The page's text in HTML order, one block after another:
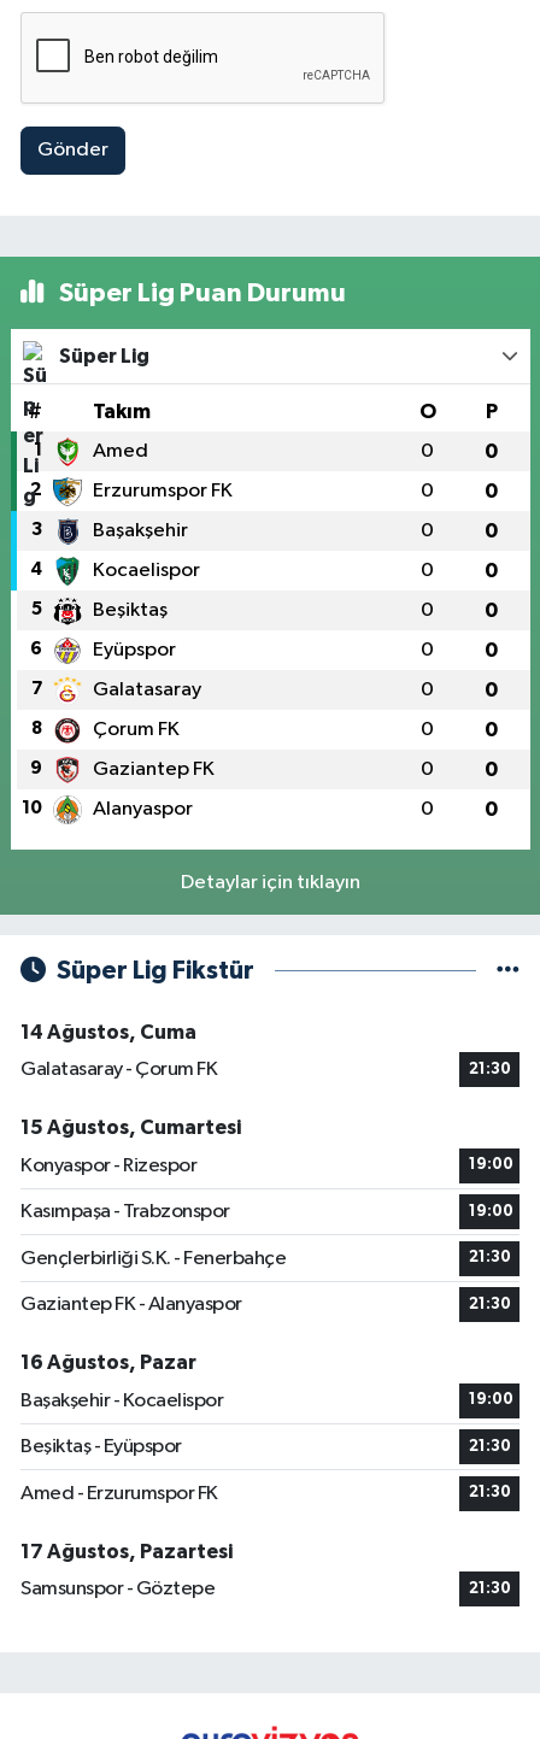
Gönder
Süper Lig Puan Durumu
Süper Lig
# Takım O P
1 Amed 0 0
2 Erzurumspor FK 0 0
3 Başakşehir 0 0
4 Kocaelispor 0 0
5 Beşiktaş 0 0
6 Eyüpspor 0 0
7 Galatasaray 0 0
8 Çorum FK 0 0
9 Gaziantep FK 0 0
10 Alanyaspor 0 0
Detaylar için tıklayın
Süper Lig Fikstür
14 Ağustos, Cuma
Galatasaray - Çorum FK
21:30
15 Ağustos, Cumartesi
Konyaspor - Rizespor
19:00
Kasımpaşa - Trabzonspor 19:00
Gençlerbirliği S.K. - Fenerbahçe 21:30
Gaziantep FK - Alanyaspor 21:30
16 Ağustos, Pazar
Başakşehir - Kocaelispor
19:00
Beşiktaş - Eyüpspor 21:30
Amed - Erzurumspor FK 21:30
17 Ağustos, Pazartesi
Samsunspor - Göztepe
21:30